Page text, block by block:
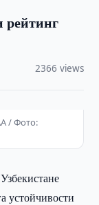
рейтинг
2366 views
/ Фото:
устойчивости